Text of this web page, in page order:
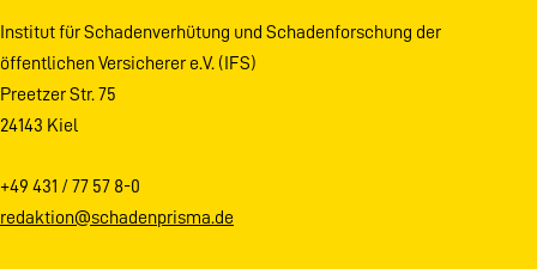
Institut für Schadenverhütung und Schadenforschung der
öffentlichen Versicherer e.V. (IFS)
Preetzer Str. 75
24143 Kiel
+49 431 / 77 57 8-0
redaktion@schadenprisma.de